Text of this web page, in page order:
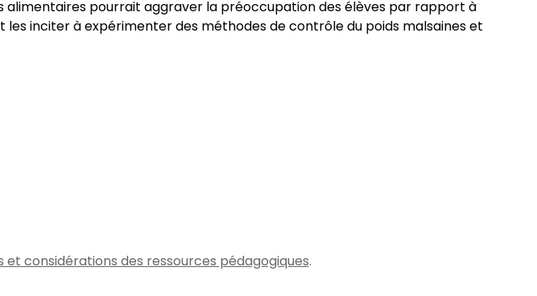
alimentaires pourrait aggraver la préoccupation des élèves par rapport à
les inciter à expérimenter des méthodes de contrôle du poids malsaines et
et considérations des ressources pédagogiques.